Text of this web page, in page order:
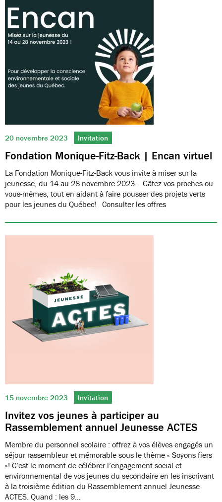
20 novembre 2023 Invitation
Fondation Monique-Fitz-Back | Encan virtuel
La Fondation Monique-Fitz-Back vous invite à miser sur la
jeunesse, du 14 au 28 novembre 2023. Gâtez vos proches ou
vous-mêmes, tout en aidant à faire pousser des projets verts
pour les jeunes du Québec! Consulter les offres
15 novembre 2023 Invitation
Invitez vos jeunes à participer au
Rassemblement annuel Jeunesse ACTES
Membre du personnel scolaire : offrez à vos élèves engagés un
séjour rassembleur et mémorable sous le thème « Soyons fiers
»! C’est le moment de célébrer l’engagement social et
environnemental de vos jeunes du secondaire en les inscrivant
à la troisième édition du Rassemblement annuel Jeunesse
ACTES. Quand : les 9…